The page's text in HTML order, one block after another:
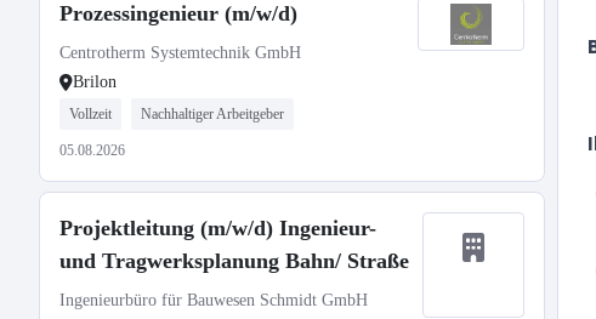
Prozessingenieur (m/w/d)
Centrotherm Systemtechnik GmbH
Brilon
Vollzeit Nachhaltiger Arbeitgeber
05.08.2026
Projektleitung (m/w/d) Ingenieur-
und Tragwerksplanung Bahn/ Straße
Ingenieurbüro für Bauwesen Schmidt GmbH